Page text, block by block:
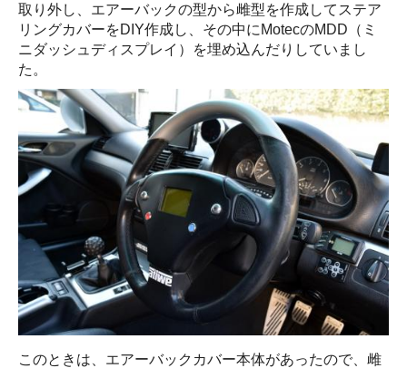
取り外し、エアーバックの型から雌型を作成してステア
リングカバーをDIY作成し、その中にMotecのMDD（ミ
ニダッシュディスプレイ）を埋め込んだりしていまし
た。
このときは、エアーバックカバー本体があったので、雌